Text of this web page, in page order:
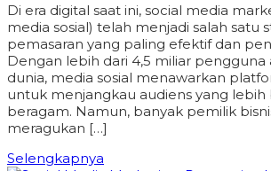
Di era digital saat ini, social media
media sosial) telah menjadi salah satu
pemasaran yang paling efektif dan
Dengan lebih dari 4,5 miliar pengguna
dunia, media sosial menawarkan
untuk menjangkau audiens yang lebih
beragam. Namun, banyak pemilik
meragukan […]
Selengkapnya